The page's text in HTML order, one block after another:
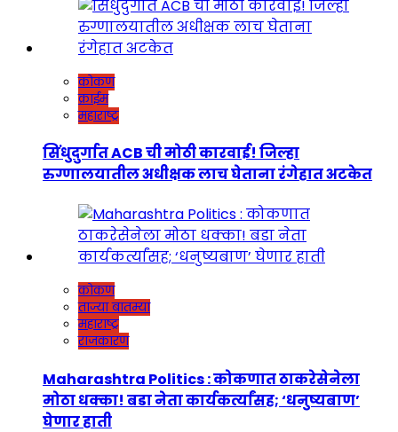
कोकण
क्राईम
महाराष्ट्र
सिंधुदुर्गात ACB ची मोठी कारवाई! जिल्हा
रुग्णालयातील अधीक्षक लाच घेताना रंगेहात अटकेत
कोकण
ताज्या बातम्या
महाराष्ट्र
राजकारण
Maharashtra Politics : कोकणात ठाकरेसेनेला
मोठा धक्का! बडा नेता कार्यकर्त्यांसह; ‘धनुष्यबाण’
घेणार हाती